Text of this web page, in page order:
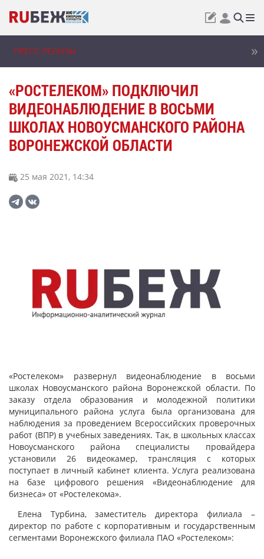
ПРЕСС-РЕЛИЗЫ
«РОСТЕЛЕКОМ» ПОДКЛЮЧИЛ
ВИДЕОНАБЛЮДЕНИЕ В ВОСЬМИ
ШКОЛАХ НОВОУСМАНСКОГО РАЙОНА
ВОРОНЕЖСКОЙ ОБЛАСТИ
25 мая 2021, 14:34
«Ростелеком» развернул видеонаблюдение в восьми
школах Новоусманского района Воронежской области. По
заказу отдела образования и молодежной политики
муниципального района услуга была организована для
наблюдения за проведением Всероссийских проверочных
работ (ВПР) в учебных заведениях. Так, в школьных классах
Новоусманского района специалисты провайдера
установили 26 видеокамер, трансляция с которых
поступает в личный кабинет клиента. Услуга реализована
на базе цифрового решения «Видеонаблюдение для
бизнеса» от «Ростелекома».
Елена Турбина, заместитель директора филиала –
директор по работе с корпоративным и государственным
сегментами Воронежского филиала ПАО «Ростелеком»: